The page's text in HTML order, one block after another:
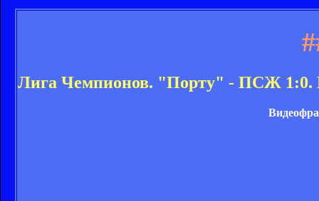
Лига Чемпионов. "Порту" - ПСЖ 1:0.